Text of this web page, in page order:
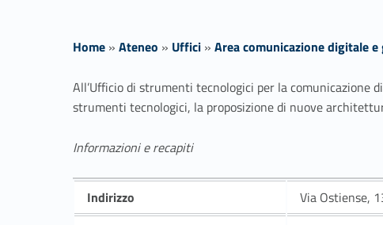
Home » Ateneo » Uffici » Area comunicazione digitale e
U
f
f
i
All’Ufficio di strumenti tecnologici per la comunicazione
strumenti tecnologici, la proposizione di nuove
Informazioni e recapiti
Indirizzo
Via Ostiense,